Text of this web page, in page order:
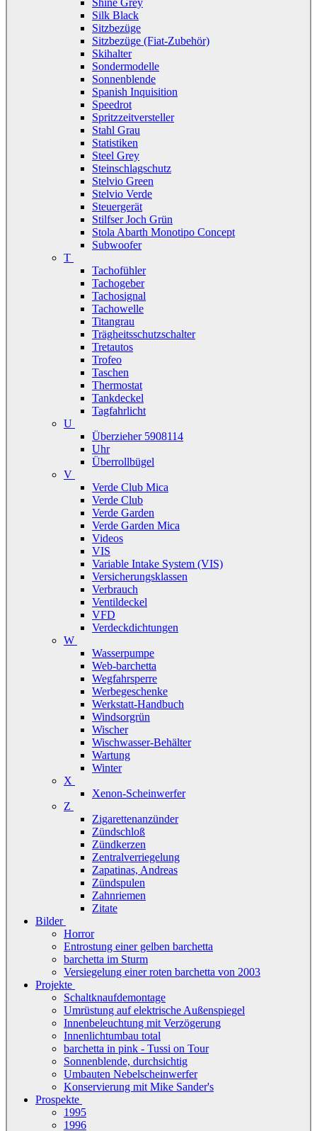
Shine Grey
Silk Black
Sitzbezüge
Sitzbezüge (Fiat-Zubehör)
Skihalter
Sondermodelle
Sonnenblende
Spanish Inquisition
Speedrot
Spritzzeitversteller
Stahl Grau
Statistiken
Steel Grey
Steinschlagschutz
Stelvio Green
Stelvio Verde
Steuergerät
Stilfser Joch Grün
Stola Abarth Monotipo Concept
Subwoofer
T
Tachofühler
Tachogeber
Tachosignal
Tachowelle
Titangrau
Trägheitsschutzschalter
Tretautos
Trofeo
Taschen
Thermostat
Tankdeckel
Tagfahrlicht
U
Überzieher 5908114
Uhr
Überrollbügel
V
Verde Club Mica
Verde Club
Verde Garden
Verde Garden Mica
Videos
VIS
Variable Intake System (VIS)
Versicherungsklassen
Verbrauch
Ventildeckel
VFD
Verdeckdichtungen
W
Wasserpumpe
Web-barchetta
Wegfahrsperre
Werbegeschenke
Werkstatt-Handbuch
Windsorgrün
Wischer
Wischwasser-Behälter
Wartung
Winter
X
Xenon-Scheinwerfer
Z
Zigarettenanzünder
Zündschloß
Zündkerzen
Zentralverriegelung
Zapatinas, Andreas
Zündspulen
Zahnriemen
Zitate
Bilder
Horror
Entrostung einer gelben barchetta
barchetta im Sturm
Versiegelung einer roten barchetta von 2003
Projekte
Schaltknaufdemontage
Umrüstung auf elektrische Außenspiegel
Innenbeleuchtung mit Verzögerung
Innenlichtumbau total
barchetta in pink - Tussi on Tour
Sonnenblende, durchsichtig
Umbauten Nebelscheinwerfer
Konservierung mit Mike Sander's
Prospekte
1995
1996